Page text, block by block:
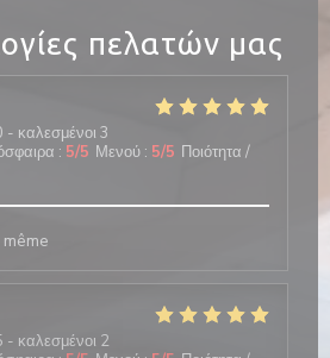
πελατών μας
καλεσμένοι 3
: 5/5 Μενού : 5/5 Ποιότητα /
καλεσμένοι 2